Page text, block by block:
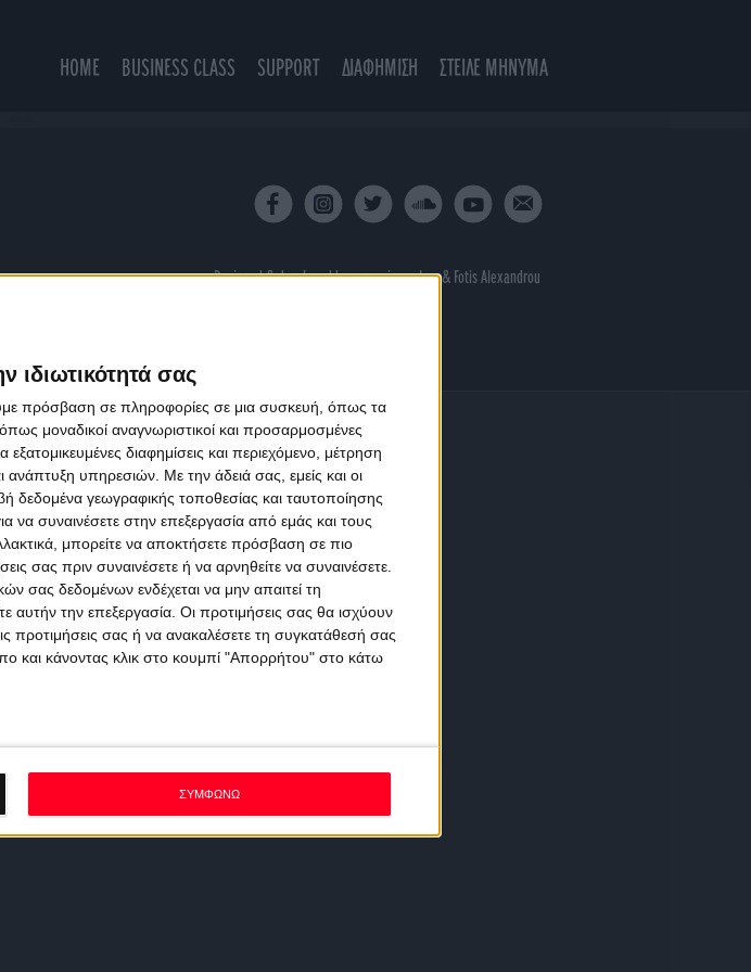
ιδιωτικότητά σας
πρόσβαση σε πληροφορίες σε μια συσκευή, όπως τα
μοναδικοί αναγνωριστικοί και προσαρμοσμένες
διαφημίσεις και περιεχόμενο, μέτρηση
ανάπτυξη υπηρεσιών. Με την άδειά σας, εμείς και οι
δεδομένα γεωγραφικής τοποθεσίας και ταυτοποίησης
συναινέσετε στην επεξεργασία από εμάς και τους
μπορείτε να αποκτήσετε πρόσβαση σε πιο
σας πριν συναινέσετε ή να αρνηθείτε να συναινέσετε.
σας δεδομένων ενδέχεται να μην απαιτεί τη
αυτήν την επεξεργασία. Οι προτιμήσεις σας θα ισχύουν
προτιμήσεις σας ή να ανακαλέσετε τη συγκατάθεσή σας
και κάνοντας κλικ στο κουμπί "Απορρήτου" στο κάτω
ΣΥΜΦΩΝΩ
HOME BUSINESS CLASS SUPPORT ΔΙΑΦΗΜΙΣΗ ΣΤΕΙΛΕ ΜΗΝΥΜΑ
Designed & developed byporcupine colors& Fotis Alexandrou